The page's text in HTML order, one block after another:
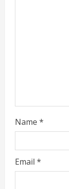
Name *
Email *